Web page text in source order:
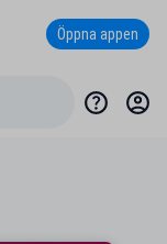
Öppna appen